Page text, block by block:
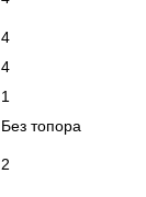
4
4
1
Без топора
2